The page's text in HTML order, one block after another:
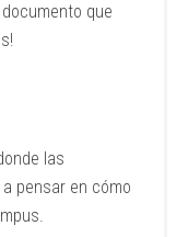
que
las
pensar en cómo